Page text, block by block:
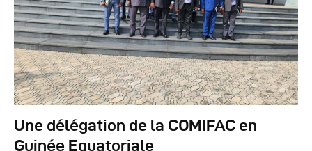
Une délégation de la COMIFAC en
Guinée Equatoriale